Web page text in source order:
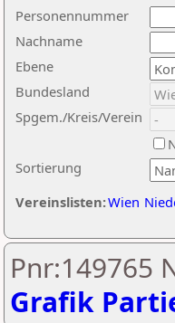
Nachname
Ebene
Sortierung
Personennummer
Bundesland
Spgem./Kreis/Verein
Vereinslisten:Wien
Pnr:149765
Grafik